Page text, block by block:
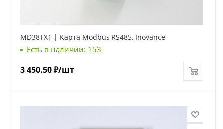
MD38TX1 | Карта Modbus RS485, Inovance
Есть в наличии: 153
3 450.50₽/шт